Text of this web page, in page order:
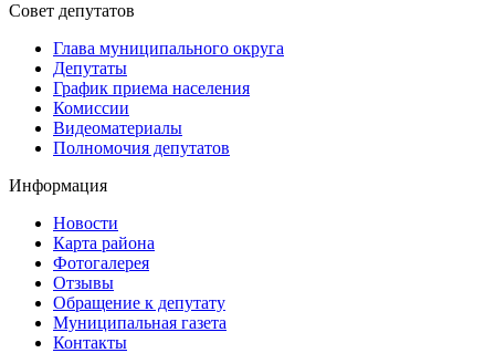
Совет депутатов
Глава муниципального округа
Депутаты
График приема населения
Комиссии
Видеоматериалы
Полномочия депутатов
Информация
Новости
Карта района
Фотогалерея
Отзывы
Обращение к депутату
Муниципальная газета
Контакты